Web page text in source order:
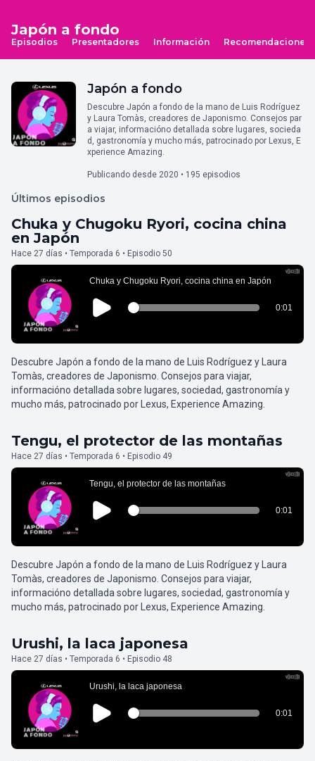
Japón a fondo
Episodios Presentadores Información Recomendaciones
Japón a fondo
Descubre Japón a fondo de la mano de Luis Rodríguez
y Laura Tomàs, creadores de Japonismo. Consejos par
a viajar, informacióno detallada sobre lugares, socieda
d, gastronomía y mucho más, patrocinado por Lexus, E
xperience Amazing.
Publicando desde 2020 • 195 episodios
Últimos episodios
Chuka y Chugoku Ryori, cocina china
en Japón
Hace 27 días • Temporada 6 • Episodio 50
Descubre Japón a fondo de la mano de Luis Rodríguez y Laura
Tomàs, creadores de Japonismo. Consejos para viajar,
informacióno detallada sobre lugares, sociedad, gastronomía y
mucho más, patrocinado por Lexus, Experience Amazing.
Tengu, el protector de las montañas
Hace 27 días • Temporada 6 • Episodio 49
Descubre Japón a fondo de la mano de Luis Rodríguez y Laura
Tomàs, creadores de Japonismo. Consejos para viajar,
informacióno detallada sobre lugares, sociedad, gastronomía y
mucho más, patrocinado por Lexus, Experience Amazing.
Urushi, la laca japonesa
Hace 27 días • Temporada 6 • Episodio 48